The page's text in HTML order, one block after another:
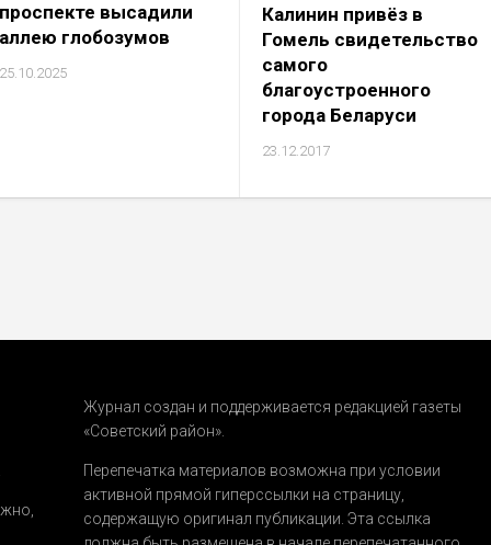
проспекте высадили
аллею глобозумов
25.10.2025
Калинин привёз в
Гомель свидетельство
самого
благоустроенного
города Беларуси
23.12.2017
Журнал создан и поддерживается редакцией газеты
«Советский район».
Перепечатка материалов возможна при условии
активной прямой гиперссылки на страницу,
содержащую оригинал публикации. Эта ссылка